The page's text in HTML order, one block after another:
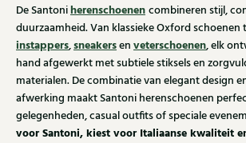
De Santoniherenschoenen combineren stijl,
duurzaamheid. Van klassieke Oxford
instappers,sneakersen veterschoenen, elk
hand afgewerkt met subtiele stiksels en
materialen. De combinatie van elegant design
afwerking maakt Santoni herenschoenen
gelegenheden, casual outfits of speciale
voor Santoni, kiest voor Italiaanse kwaliteit